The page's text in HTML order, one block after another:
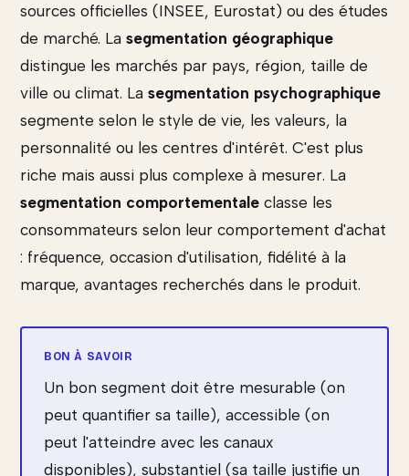
sources officielles (INSEE, Eurostat) ou des études
de marché. La segmentation géographique
distingue les marchés par pays, région, taille de
ville ou climat. La segmentation psychographique
segmente selon le style de vie, les valeurs, la
personnalité ou les centres d'intérêt. C'est plus
riche mais aussi plus complexe à mesurer. La
segmentation comportementale classe les
consommateurs selon leur comportement d'achat
: fréquence, occasion d'utilisation, fidélité à la
marque, avantages recherchés dans le produit.
Un bon segment doit être mesurable (on
peut quantifier sa taille), accessible (on
peut l'atteindre avec les canaux
disponibles), substantiel (sa taille justifie un